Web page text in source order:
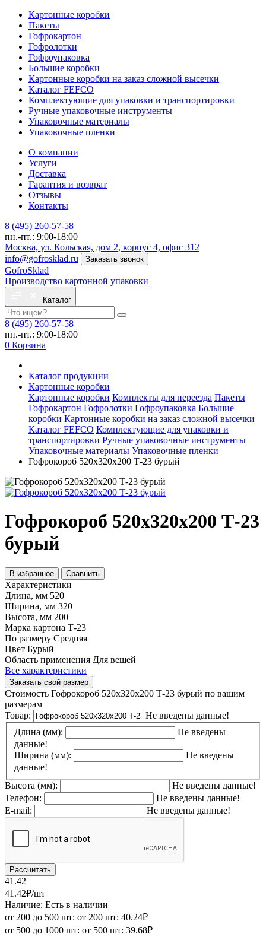
Картонные коробки
Пакеты
Гофрокартон
Гофролотки
Гофроупаковка
Большие коробки
Картонные коробки на заказ сложной высечки
Каталог FEFCO
Комплектующие для упаковки и транспортировки
Ручные упаковочные инструменты
Упаковочные материалы
Упаковочные пленки
О компании
Услуги
Доставка
Гарантия и возврат
Отзывы
Контакты
8 (495) 260-57-58
пн.-пт.: 9:00-18:00
Москва, ул. Кольская, дом 2, корпус 4, офис 312
info@gofrosklad.ru
Заказать звонок
GofroSklad
Производство картонной упаковки
Каталог
8 (495) 260-57-58
пн.-пт.: 9:00-18:00
0 Корзина
Каталог продукции
Картонные коробки
Картонные коробки Комплекты для переезда Пакеты
Гофрокартон Гофролотки Гофроупаковка Большие
коробки Картонные коробки на заказ сложной высечки
Каталог FEFCO Комплектующие для упаковки и
транспортировки Ручные упаковочные инструменты
Упаковочные материалы Упаковочные пленки
Гофрокороб 520х320х200 Т-23 бурый
Гофрокороб 520х320х200 Т-23
бурый
В избранное Сравнить
Характеристики
Длина, мм 520
Ширина, мм 320
Высота, мм 200
Марка картона Т-23
По размеру Средняя
Цвет Бурый
Область применения Для вещей
Все характеристики
Заказать свой размер
Стоимость Гофрокороб 520х320х200 Т-23 бурый по вашим
размерам
Товар:
Не введены данные!
Длина (мм):
Не введены
данные!
Ширина (мм):
Не введены
данные!
Высота (мм):
Не введены данные!
Телефон:
Не введены данные!
E-mail:
Не введены данные!
Рассчитать
41.42
41.42₽/шт
Наличие: Есть в наличии
от 200 до 500 шт: от 200 шт: 40.24₽
от 500 до 1000 шт: от 500 шт: 39.68₽